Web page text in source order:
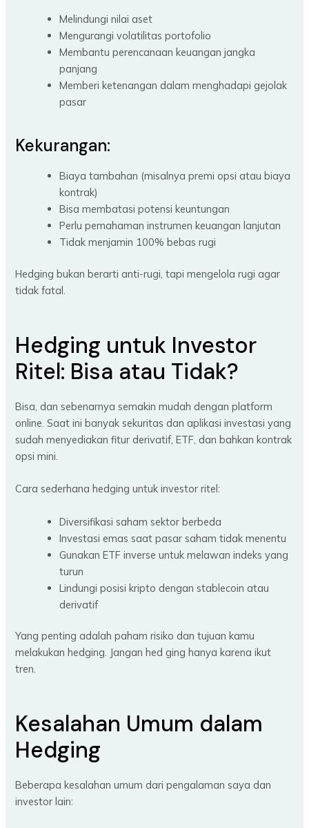
Melindungi nilai aset
Mengurangi volatilitas portofolio
Membantu perencanaan keuangan jangka
panjang
Memberi ketenangan dalam menghadapi gejolak
pasar
Kekurangan:
Biaya tambahan (misalnya premi opsi atau biaya
kontrak)
Bisa membatasi potensi keuntungan
Perlu pemahaman instrumen keuangan lanjutan
Tidak menjamin 100% bebas rugi
Hedging bukan berarti anti-rugi, tapi mengelola rugi agar
tidak fatal.
Hedging untuk Investor
Ritel: Bisa atau Tidak?
Bisa, dan sebenarnya semakin mudah dengan platform
online. Saat ini banyak sekuritas dan aplikasi investasi yang
sudah menyediakan fitur derivatif, ETF, dan bahkan kontrak
opsi mini.
Cara sederhana hedging untuk investor ritel:
Diversifikasi saham sektor berbeda
Investasi emas saat pasar saham tidak menentu
Gunakan ETF inverse untuk melawan indeks yang
turun
Lindungi posisi kripto dengan stablecoin atau
derivatif
Yang penting adalah paham risiko dan tujuan kamu
melakukan hedging. Jangan hed ging hanya karena ikut
tren.
Kesalahan Umum dalam
Hedging
Beberapa kesalahan umum dari pengalaman saya dan
investor lain: